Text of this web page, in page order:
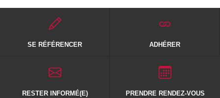
SE RÉFÉRENCER ADHÉRER
RESTER INFORMÉ(E) PRENDRE RENDEZ-VOUS